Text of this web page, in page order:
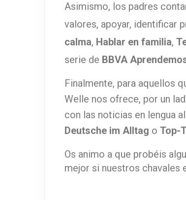
Asimismo, los padres
valores, apoyar, identificar
calma, Hablar en familia,
serie de BBVA
Finalmente, para aquellos
Welle nos ofrece, por un
con las noticias en lengua
Deutsche im Alltag o Top-
Os animo a que probéis
mejor si nuestros chavales